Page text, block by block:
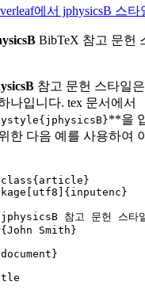
에서 jphysicsB 스
BibTeX 참고 문헌
참고 문헌 스타일
나입니다. tex 문서에서
**을
한 다음 예를 사용하여
{ article }
utf8 ]{ inputenc }
참고 문헌 스타
{John Smith}
document }